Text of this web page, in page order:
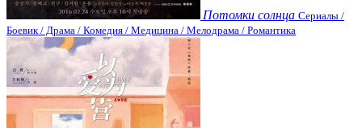
Потомки солнца Сериалы /
Боевик / Драма / Комедия / Медицина / Мелодрама / Романтика